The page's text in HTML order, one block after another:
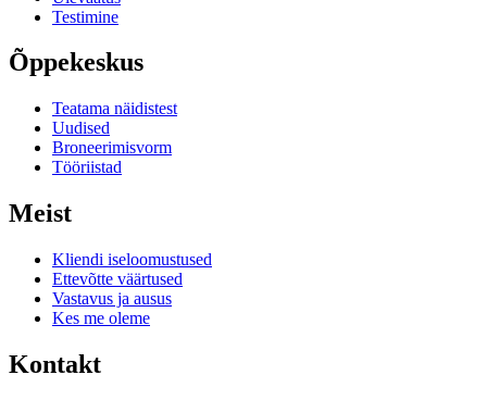
Testimine
Õppekeskus
Teatama näidistest
Uudised
Broneerimisvorm
Tööriistad
Meist
Kliendi iseloomustused
Ettevõtte väärtused
Vastavus ja ausus
Kes me oleme
Kontakt